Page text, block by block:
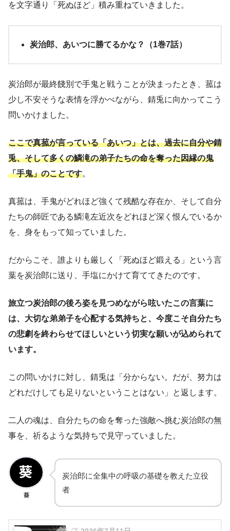
を文字通り「死ぬほど」積み重ねていきました。
炭治郎、あいつに勝てるかな？（1巻7話）
炭治郎が最終餞別で手鬼と戦うことが決まったとき、菰は
少し不安そうな表情を浮かべながら、錆兎に向かってこう
問いかけました。
ここで真菰が言っている「あいつ」とは、過去に自分や錆
兎、そして多くの鱗滝の弟子たちの命を奪った因縁の鬼
「手鬼」のことです。
真菰は、手鬼がどれほど強くて残酷な存在か、そして自分
たちの師匠である鱗滝左近次をどれほど深く恨んでいるか
を、身をもって知っていました。
だからこそ、誰よりも厳しく「死ぬほど鍛える」という言
葉を炭治郎に送り、手塩にかけて育ててきたのです。
旅立つ炭治郎の後ろ姿を見つめながら呟いたこの言葉に
は、大切な弟弟子を心配する気持ちと、今度こそ自分たち
の悲劇を終わらせてほしいという切実な願いが込められて
います。
この問いかけに対し、錆兎は「分からない。だが、努力は
どれだけしても足りないということはない」と返します。
二人の魂は、自分たちの命を奪った強敵へ挑む炭治郎の無
事を、祈るような気持ちで見守っていました。
葵
炭治郎に全集中の呼吸の基礎を教えた立役
者